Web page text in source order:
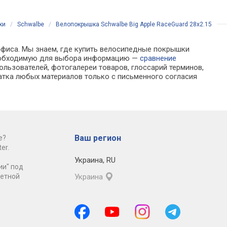
27 / 60, Вес: - / 540 г
/ Schwalbe / Велопокрышка Schwalbe Big Apple RaceGuard 28x2.15
Мы знаем, где купить велосипедные покрышки
для выбора информацию —сравнение
фотогалереи товаров, глоссарий терминов,
любых материалов только с письменного согласия
под
Ваш регион
Украина, RU
Украина